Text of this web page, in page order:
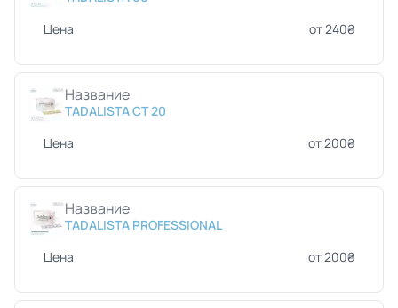
Цена
от 240₴
Название
TADALISTA CT 20
Цена
от 200₴
Название
TADALISTA PROFESSIONAL
Цена
от 200₴